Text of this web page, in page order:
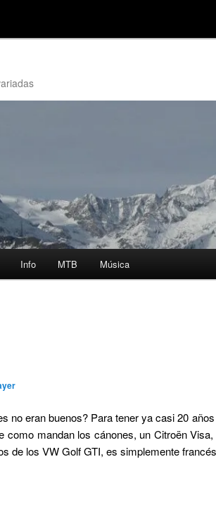
Info MTB Música
no eran buenos? Para tener ya casi 20
como mandan los cánones, un Citroën
de los VW Golf GTI, es simplemente francés